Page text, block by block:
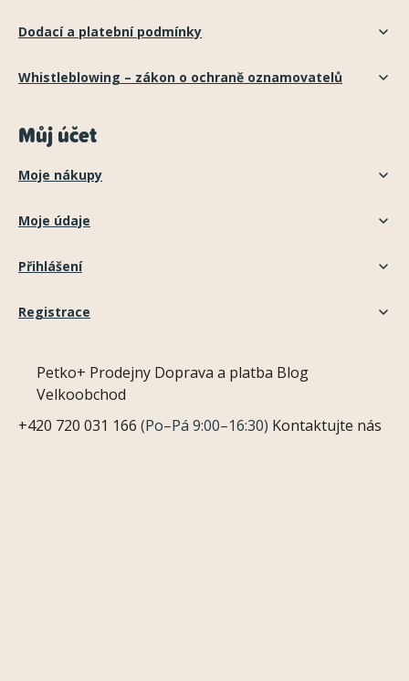
Dodací a platební podmínky
Whistleblowing – zákon o ochraně oznamovatelů
Můj účet
Moje nákupy
Moje údaje
Přihlášení
Registrace
Petko+ Prodejny Doprava a platba Blog
Velkoobchod
+420 720 031 166 (Po–Pá 9:00–16:30) Kontaktujte nás